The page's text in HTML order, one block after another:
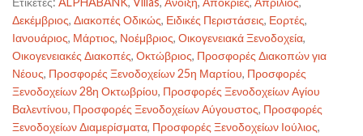
Δεκέμβριος, Διακοπές Οδικώς, Ειδικές Περιστάσεις, Εορτές,
Ιανουάριος, Μάρτιος, Νοέμβριος, Οικογενειακά Ξενοδοχεία,
Οικογενειακές Διακοπές, Οκτώβριος, Προσφορές Διακοπών για
Νέους, Προσφορές Ξενοδοχείων 25η Μαρτίου, Προσφορές
Ξενοδοχείων 28η Οκτωβρίου, Προσφορές Ξενοδοχείων Αγίου
Βαλεντίνου, Προσφορές Ξενοδοχείων Αύγουστος, Προσφορές
Ξενοδοχείων Διαμερίσματα, Προσφορές Ξενοδοχείων Ιούλιος,